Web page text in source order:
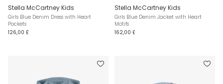
Stella McCartney Kids
Girls Blue Denim Dress with Heart
Pockets
126,00 £
Stella McCartney Kids
Girls Blue Denim Jacket with Heart
Motifs
162,00 £